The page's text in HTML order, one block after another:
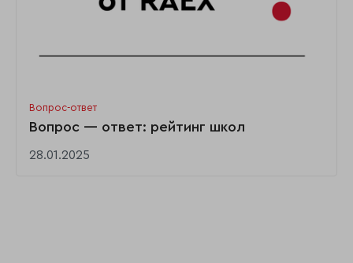
Вопрос-ответ
Вопрос — ответ: рейтинг школ
28.01.2025